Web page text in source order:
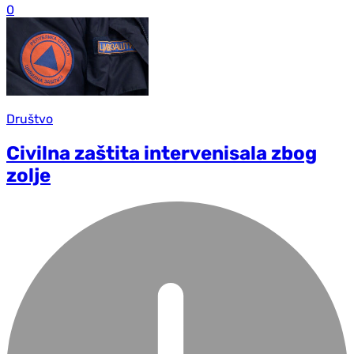
0
Društvo
Civilna zaštita intervenisala zbog
zolje